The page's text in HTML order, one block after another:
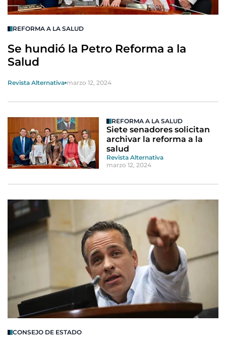
REFORMA A LA SALUD
Se hundió la Petro Reforma a la
Salud
Revista Alternativa marzo 12, 2024
REFORMA A LA SALUD
Siete senadores solicitan
archivar la reforma a la
salud
Revista Alternativa
marzo 12, 2024
CONSEJO DE ESTADO